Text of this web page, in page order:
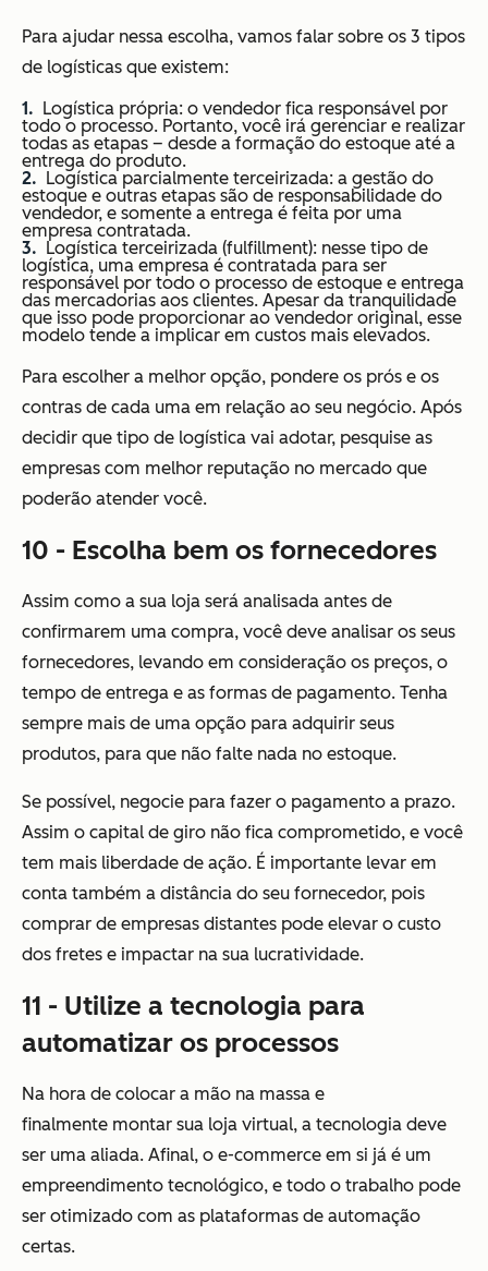
Para ajudar nessa escolha, vamos falar sobre os 3 tipos
de logísticas que existem:
Logística própria: o vendedor fica responsável por
todo o processo. Portanto, você irá gerenciar e realizar
todas as etapas – desde a formação do estoque até a
entrega do produto.
Logística parcialmente terceirizada: a gestão do
estoque e outras etapas são de responsabilidade do
vendedor, e somente a entrega é feita por uma
empresa contratada.
Logística terceirizada (fulfillment): nesse tipo de
logística, uma empresa é contratada para ser
responsável por todo o processo de estoque e entrega
das mercadorias aos clientes. Apesar da tranquilidade
que isso pode proporcionar ao vendedor original, esse
modelo tende a implicar em custos mais elevados.
Para escolher a melhor opção, pondere os prós e os
contras de cada uma em relação ao seu negócio. Após
decidir que tipo de logística vai adotar, pesquise as
empresas com melhor reputação no mercado que
poderão atender você.
10 - Escolha bem os fornecedores
Assim como a sua loja será analisada antes de
confirmarem uma compra, você deve analisar os seus
fornecedores, levando em consideração os preços, o
tempo de entrega e as formas de pagamento. Tenha
sempre mais de uma opção para adquirir seus
produtos, para que não falte nada no estoque.
Se possível, negocie para fazer o pagamento a prazo.
Assim o capital de giro não fica comprometido, e você
tem mais liberdade de ação. É importante levar em
conta também a distância do seu fornecedor, pois
comprar de empresas distantes pode elevar o custo
dos fretes e impactar na sua lucratividade.
11 - Utilize a tecnologia para
automatizar os processos
Na hora de colocar a mão na massa e
finalmente montar sua loja virtual, a tecnologia deve
ser uma aliada. Afinal, o e-commerce em si já é um
empreendimento tecnológico, e todo o trabalho pode
ser otimizado com as plataformas de automação
certas.